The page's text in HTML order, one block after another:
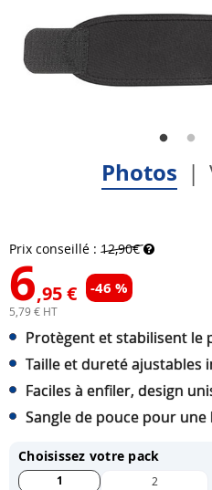
Photos
Prix conseillé : 12,90€
6,95 € -46 %
5,79 € HT
Protègent et stabilisent le
Taille et dureté ajustables
Faciles à enfiler, design
Sangle de pouce pour
Choisissez votre pack
1 2